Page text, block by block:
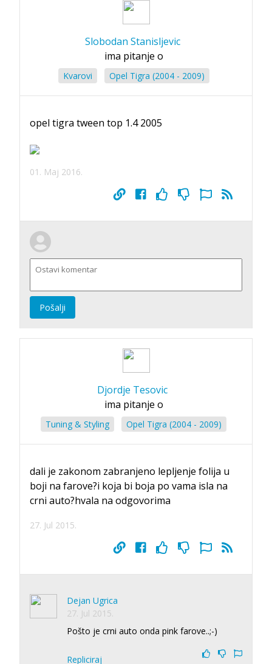
Slobodan Stanisljevic
ima pitanje o
Kvarovi Opel Tigra (2004 - 2009)
opel tigra tween top 1.4 2005
01. Maj 2016.
Pošalji
Djordje Tesovic
ima pitanje o
Tuning & Styling Opel Tigra (2004 - 2009)
dali je zakonom zabranjeno lepljenje folija u
boji na farove?i koja bi boja po vama isla na
crni auto?hvala na odgovorima
27. Jul 2015.
Dejan Ugrica
27. Jul 2015.
Pošto je crni auto onda pink farove..;-)
Repliciraj